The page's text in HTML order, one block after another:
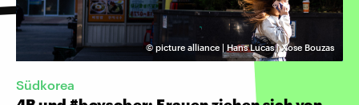
© picture alliance | Hans Lucas | Xose Bouzas
Südkorea